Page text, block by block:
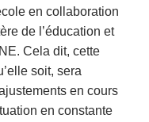
en collaboration
de l’éducation et
Cela dit, cette
soit, sera
en cours
en constante